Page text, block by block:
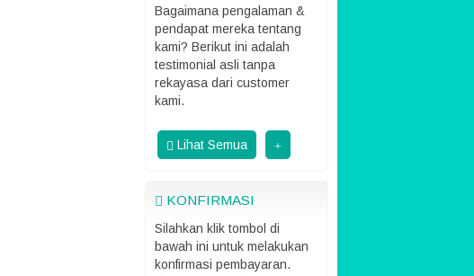
Bagaimana pengalaman &
pendapat mereka tentang
kami? Berikut ini adalah
testimonial asli tanpa
rekayasa dari customer
kami.
Lihat Semua
KONFIRMASI
Silahkan klik tombol di
bawah ini untuk melakukan
konfirmasi pembayaran.